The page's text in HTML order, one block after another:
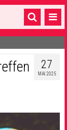
27
MAI 2025